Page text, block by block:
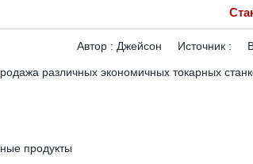
Автор : Джейсон Источник :
различных экономичных токарных
продукты